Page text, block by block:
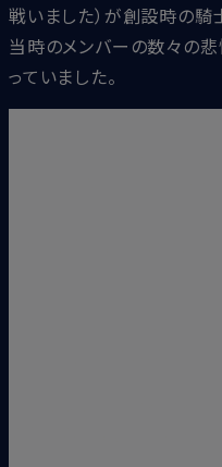
戦いました）が創設時の騎
当時のメンバーの数々の
っていました。